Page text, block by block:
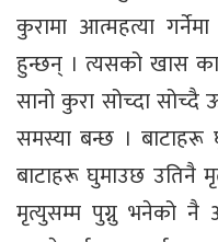
कुरामा आत्महत्या
हुन्छन् । त्यसको खास
सानो कुरा सोच्दा सोच्दै
समस्या बन्छ । बाटाहरू
बाटाहरू घुमाउछ उतिनै
मृत्युसम्म पुग्नु भनेको नै